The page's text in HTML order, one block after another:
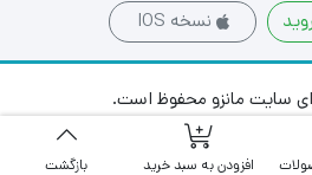
نسخه IOS
سایت مانزو محفوظ است.
افزودن به سبد خرید بازگشت